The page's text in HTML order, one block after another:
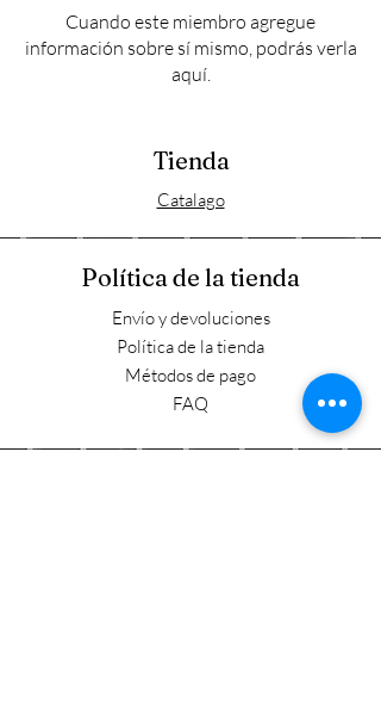
Cuando este miembro agregue
información sobre sí mismo, podrás verla
aquí.
Tienda
Catalago
Política de la tienda
Envío y devoluciones
Política de la tienda
Métodos de pago
FAQ